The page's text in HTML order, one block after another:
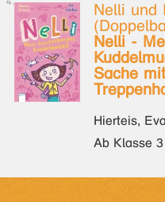
Nelli und
Nelli -
Sache
Hierteis, Eva
Ab Klasse 3